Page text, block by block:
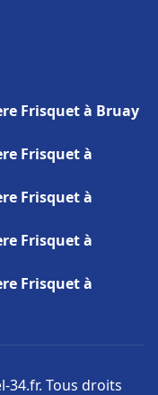
Frisquet à Bruay
Frisquet à
Frisquet à
Frisquet à
Frisquet à
34.fr. Tous droits